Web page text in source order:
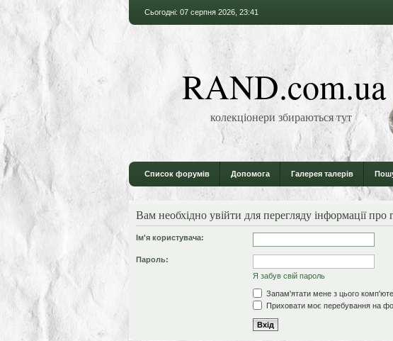
Сьогодні: 07 серпня 2026, 23:41
RAND.com.ua
колекціонери збираються тут
Список форумів Допомога Галерея талерів
Вам необхідно увійти для перегляду інформації про
Ім'я користувача:
Пароль:
Я забув свій пароль
Запам'ятати мене з цього
Приховати моє перебування на